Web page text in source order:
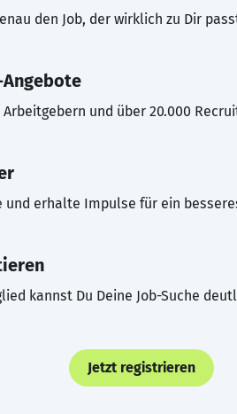
den Job, der wirklich zu Dir
und über 20.000
und erhalte Impulse für ein
kannst Du Deine Job-Suche
Jetzt registrieren